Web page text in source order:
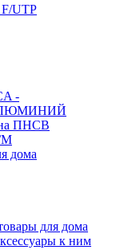
F/UTP
-
ПНСВ
дома
для дома
к ним